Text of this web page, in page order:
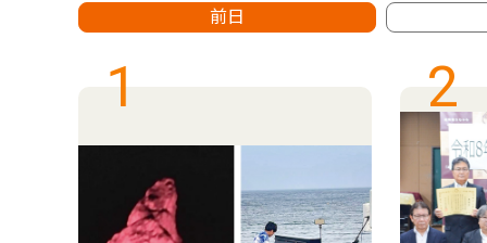
前日
1 2